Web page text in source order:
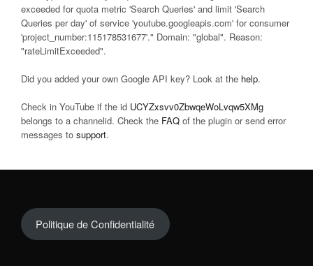
exceeded for quota metric 'Search Queries' and limit 'Search
Queries per day' of service 'youtube.googleapis.com' for consumer
'project_number:115178531677'." Domain: "global". Reason:
"rateLimitExceeded".
Did you added your own Google API key? Look at the help.
Check in YouTube if the id UCYZxsvv0ZbwqeWoLvqw5XMg
belongs to a channelid. Check the FAQ of the plugin or send error
messages to support.
Politique de Confidentialité